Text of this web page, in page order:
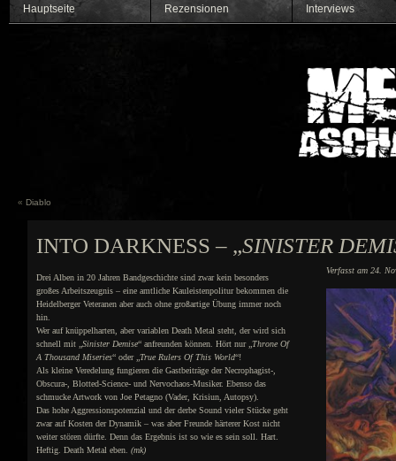
Hauptseite Rezensionen Interviews
« Diablo
INTO DARKNESS – „SINISTER
Verfasst am 24.
Drei Alben in 20 Jahren Bandgeschichte sind zwar kein besonders
großes Arbeitszeugnis – eine amtliche Kauleistenpolitur bekommen die
Heidelberger Veteranen aber auch ohne großartige Übung immer noch
hin.
Wer auf knüppelharten, aber variablen Death Metal steht, der wird sich
schnell mit „ Sinister Demise“ anfreunden können. Hört nur „ Throne Of
A Thousand Miseries“ oder „ True Rulers Of This World“!
Als kleine Veredelung fungieren die Gastbeiträge der Necrophagist-,
Obscura-, Blotted-Science- und Nervochaos-Musiker. Ebenso das
schmucke Artwork von Joe Petagno (Vader, Krisiun, Autopsy).
Das hohe Aggressionspotenzial und der derbe Sound vieler Stücke geht
zwar auf Kosten der Dynamik – was aber Freunde härterer Kost nicht
weiter stören dürfte. Denn das Ergebnis ist so wie es sein soll. Hart.
Heftig. Death Metal eben. (mk)